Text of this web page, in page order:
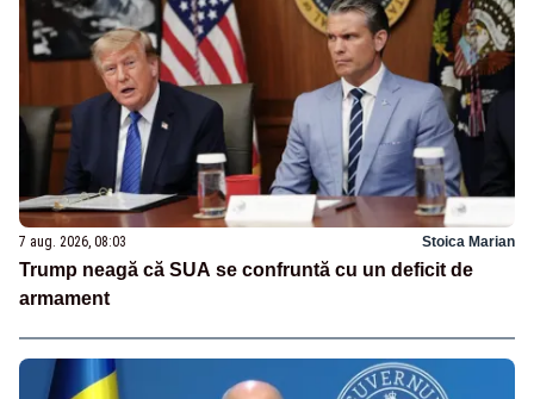
7 aug. 2026, 08:03 Stoica Marian
Trump neagă că SUA se confruntă cu un deficit de
armament